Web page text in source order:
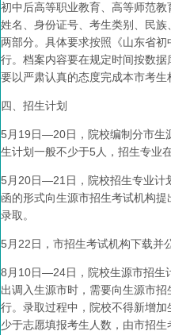
初中后高等职业教育、高等师范
姓名、身份证号、考生类别、民
两部分。具体要求按照《山东省
行。档案内容要在规定时间按数
要以严肃认真的态度完成本市考
四、招生计划
5月19日—20日，院校编制分市生
生计划一般不少于5人，招生专业
5月20日—21日，院校招生专业计
函的形式向生源市招生考试机构
录取。
5月22日，市招生考试机构下载并
8月10日—24日，院校生源市招生
出调入生源市时，需要向生源市
行。录取过程中，院校不得新增
少于志愿填报考生人数，由市招